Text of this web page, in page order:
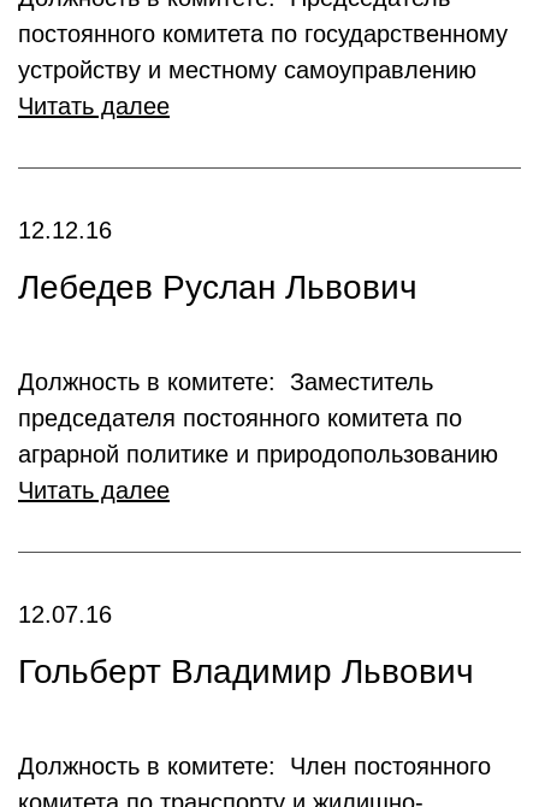
постоянного комитета по государственному
устройству и местному самоуправлению
Читать далее
12.12.16
Лебедев Руслан Львович
Должность в комитете: Заместитель
председателя постоянного комитета по
аграрной политике и природопользованию
Читать далее
12.07.16
Гольберт Владимир Львович
Должность в комитете: Член постоянного